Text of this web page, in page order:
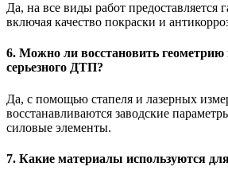
Да, на все виды работ предоставляется
включая качество покраски и
6. Можно ли восстановить геометрию
серьезного ДТП?
Да, с помощью стапеля и лазерных
восстанавливаются заводские
силовые элементы.
7. Какие материалы используются